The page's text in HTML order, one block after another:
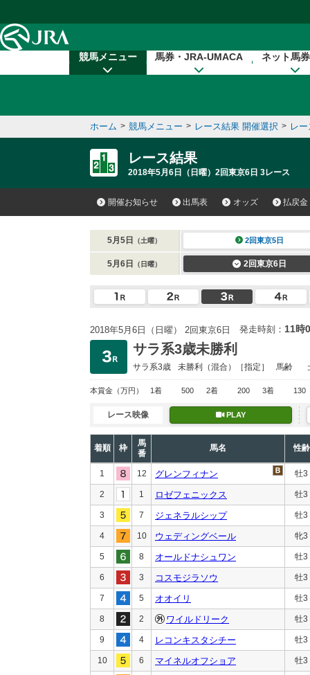
競馬メニュー 馬券・JRA-UMACA ネット馬
ホーム > 競馬メニュー > レース結果 開催選択 > レ
レース結果
2018年5月6日（日曜）2回東京6日 3レース
開催お知らせ 出馬表 オッズ 払戻金
5月5日 （土曜） 2回東京5日
5月6日 （日曜） 2回東京6日
2018年5月6日（日曜） 2回東京6日 発走時刻： 11時
サラ系3歳未勝利
サラ系3歳 未勝利 （混合）［指定］ 馬齢
本賞金 （万円） 1着 500 2着 200 3着 130
レース映像 PLAY
着順 枠
馬
番
馬名 性齢
1 12 グレンフィナン 牡3
2 1 ロゼフェニックス 牡3
3 7 ジェネラルシップ 牡3
4 10 ウェディングベール 牝3
5 8 オールドナシュワン 牡3
6 3 コスモジラソウ 牡3
7 5 オオイリ 牡3
8 2 ワイルドリーク 牡3
9 4 レコンキスタシチー 牡3
10 6 マイネルオフショア 牡3